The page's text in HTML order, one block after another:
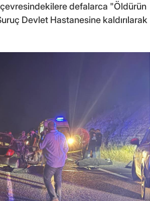
defalarca "Öldürün
Devlet Hastanesine kaldırılarak